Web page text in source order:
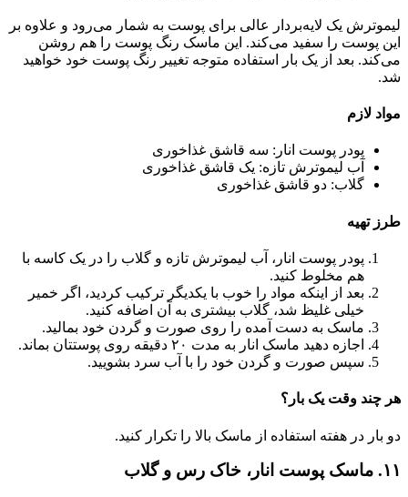
لیموترش یک لایه‌بردار عالی برای پوست به شمار می‌رود و علاوه بر
این پوست را سفید می‌کند. این ماسک رنگ پوست را هم روشن
می‌کند. بعد از یک بار استفاده متوجه تغییر رنگ پوست خود خواهید
شد.
مواد لازم
پودر پوست انار: سه قاشق غذاخوری
آب لیموترش تازه: یک قاشق غذاخوری
گلاب: دو قاشق غذاخوری
طرز تهیه
پودر پوست انار، آب لیموترش تازه و گلاب را در یک کاسه با
هم مخلوط کنید.
بعد از اینکه مواد را خوب با یکدیگر ترکیب کردید، اگر خمیر
خیلی غلیظ شد، گلاب بیشتری به آن اضافه کنید.
ماسک به دست آمده را روی صورت و گردن خود بمالید.
اجازه دهید ماسک انار به مدت ۲۰ دقیقه روی پوستتان بماند.
سپس صورت و گردن خود را با آب سرد بشویید.
هر چند وقت یک بار؟
دو بار در هفته استفاده از ماسک بالا را تکرار کنید.
۱۱. ماسک پوست انار، خاک رس و گلاب